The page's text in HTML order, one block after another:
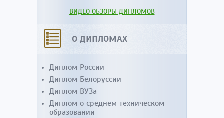
ВИДЕО ОБЗОРЫ ДИПЛОМОВ
О ДИПЛОМАХ
Диплом России
Диплом Белоруссии
Диплом ВУЗа
Диплом о среднем техническом
образовании